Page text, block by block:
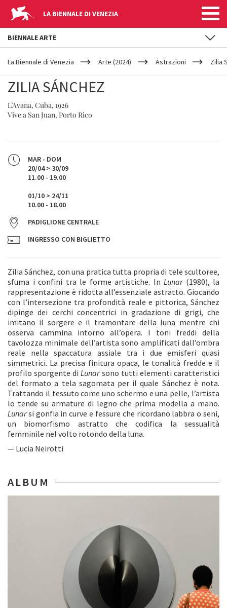
LA BIENNALE DI VENEZIA
YOUR
ARE
La Biennale di Venezia Arte (2024) Astrazioni Zilia
ZILIA SÁNCHEZ
L’Avana, Cuba, 1926
Vive a San Juan, Porto Rico
MAR - DOM
20/04 > 30/09
11.00 - 19.00
01/10 > 24/11
10.00 - 18.00
PADIGLIONE CENTRALE
INGRESSO CON BIGLIETTO
Zilia Sánchez, con una pratica tutta propria di tele scultoree,
sfuma i confini tra le forme artistiche. In Lunar(1980), la
rappresentazione è ridotta all’essenziale astratto. Giocando
con l’intersezione tra profondità reale e pittorica, Sánchez
dipinge dei cerchi concentrici in gradazione di grigi, che
imitano il sorgere e il tramontare della luna mentre chi
osserva cammina intorno all’opera. I toni freddi della
tavolozza minimale dell’artista sono amplificati dall’ombra
reale nella spaccatura assiale tra i due emisferi quasi
simmetrici. La precisa finitura opaca, le tonalità fredde e il
profilo sporgente diLunarsono tutti elementi caratteristici
del formato a tela sagomata per il quale Sánchez è nota.
Trattando il tessuto come uno schermo e una pelle, l’artista
lo tende su armature di legno che prima modella a mano.
Lunarsi gonfia in curve e fessure che ricordano labbra o seni,
un biomorfismo astratto che codifica la sessualità
femminile nel volto rotondo della luna.
— Lucia Neirotti
ALBUM
BIENNALE ARTE